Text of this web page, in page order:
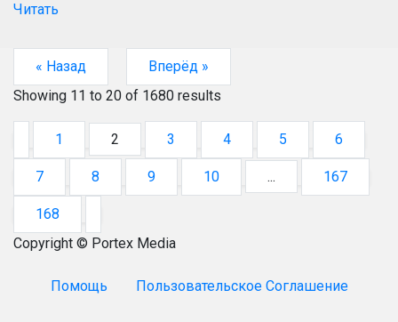
Читать
« Назад
Вперёд »
Showing 11 to 20 of 1680 results
1 2 3 4 5 6
7 8 9 10 ... 167
168
Copyright © Portex Media
Помощь Пользовательское Соглашение